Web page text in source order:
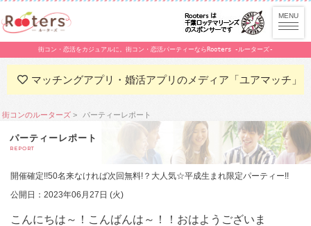
街コン・恋活をカジュアルに。街コン・恋活パーティーならRooters -ルーターズ-
マッチングアプリ・婚活アプリのメディア「ユアマッチ」
街コンのルーターズ パーティーレポート
パーティーレポート
REPORT
開催確定!!50名来なければ次回無料!？大人気☆平成生まれ限定パーティー!!
公開日：2023年06月27日 (火)
こんにちは～！こんばんは～！！おはようございま